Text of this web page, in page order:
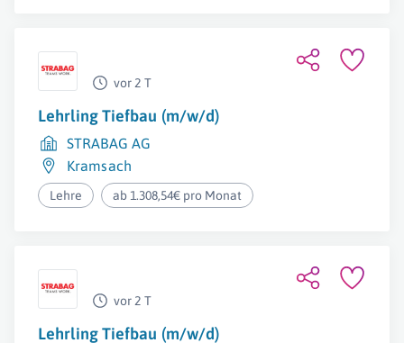
vor 2 T
Lehrling Tiefbau (m/w/d)
STRABAG AG
Kramsach
Lehre ab 1.308,54€ pro Monat
vor 2 T
Lehrling Tiefbau (m/w/d)